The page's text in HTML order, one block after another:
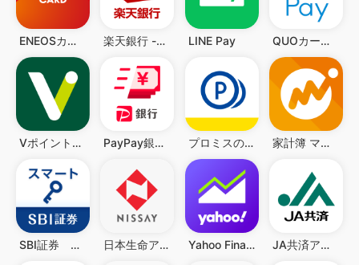
ENEOSカードアプリ 楽天銀行 -個人のお客様向けアプリ LINE Pay QUOカードPay(公式) - 気持ちが伝わるギフトアプリ
VポイントPay PayPay銀行 ローン プロミスのアプリローン。カードレスのローンでお借入 家計簿 マネーフォワード ME
SBI証券 スマートアプリ 日本生命アプリ Yahoo Finance JA共済アプリ